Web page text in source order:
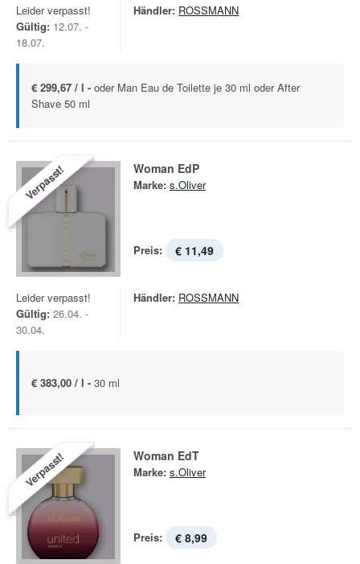
Leider verpasst!
Gültig: 12.07. -
18.07.
Händler: ROSSMANN
€ 299,67 / l - oder Man Eau de Toilette je 30 ml oder After
Shave 50 ml
Verpasst! Woman EdP
Marke: s.Oliver
Preis: € 11,49
Leider verpasst!
Gültig: 26.04. -
30.04.
Händler: ROSSMANN
€ 383,00 / l - 30 ml
Verpasst! Woman EdT
Marke: s.Oliver
Preis: € 8,99